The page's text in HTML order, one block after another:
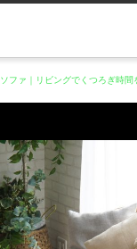
ソファ｜リビングでくつろぎ時